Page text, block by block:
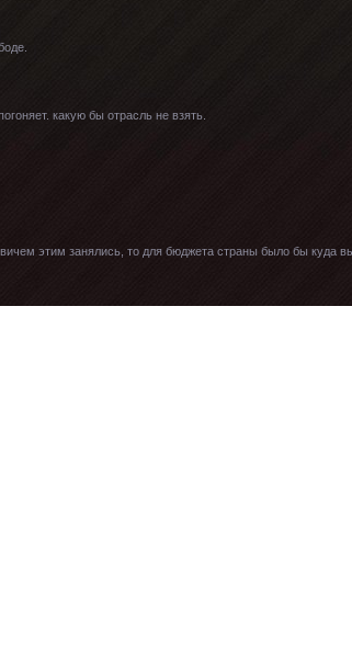
какую бы отрасль не взять.
этим занялись, то для бюджета страны было бы куда